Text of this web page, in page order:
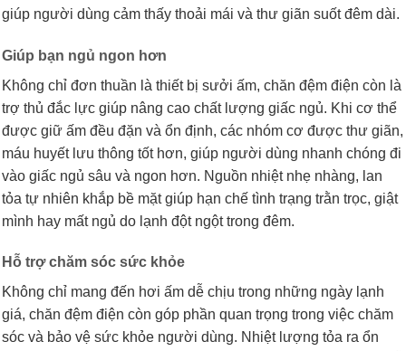
giúp người dùng cảm thấy thoải mái và thư giãn suốt đêm dài.
Giúp bạn ngủ ngon hơn
Không chỉ đơn thuần là thiết bị sưởi ấm, chăn đệm điện còn là
trợ thủ đắc lực giúp nâng cao chất lượng giấc ngủ. Khi cơ thể
được giữ ấm đều đặn và ổn định, các nhóm cơ được thư giãn,
máu huyết lưu thông tốt hơn, giúp người dùng nhanh chóng đi
vào giấc ngủ sâu và ngon hơn. Nguồn nhiệt nhẹ nhàng, lan
tỏa tự nhiên khắp bề mặt giúp hạn chế tình trạng trằn trọc, giật
mình hay mất ngủ do lạnh đột ngột trong đêm.
Hỗ trợ chăm sóc sức khỏe
Không chỉ mang đến hơi ấm dễ chịu trong những ngày lạnh
giá, chăn đệm điện còn góp phần quan trọng trong việc chăm
sóc và bảo vệ sức khỏe người dùng. Nhiệt lượng tỏa ra ổn